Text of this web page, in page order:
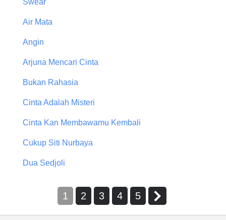
Swear
Air Mata
Angin
Arjuna Mencari Cinta
Bukan Rahasia
Cinta Adalah Misteri
Cinta Kan Membawamu Kembali
Cukup Siti Nurbaya
Dua Sedjoli
1 2 3 4 5